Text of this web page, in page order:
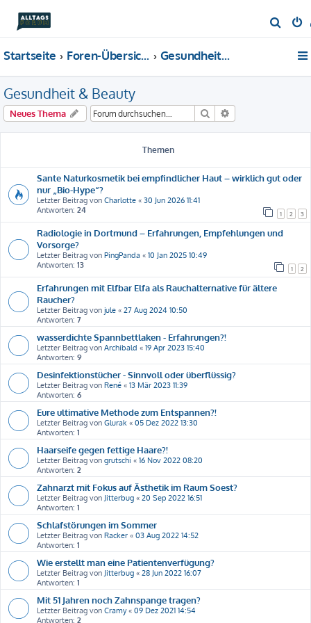
u
Startseite Foren-Übersicht Gesundheit & Beauty
Gesundheit & Beauty
Neues Thema Suche
Themen
Sante Naturkosmetik bei empfindlicher Haut – wirklich gut oder
nur „Bio-Hype“?
Letzter Beitrag von Charlotte « 30 Jun 2026 11:41
Antworten: 24 1 2 3
Radiologie in Dortmund – Erfahrungen, Empfehlungen und
Vorsorge?
Letzter Beitrag von PingPanda « 10 Jan 2025 10:49
Antworten: 13 1 2
Erfahrungen mit Elfbar Elfa als Rauchalternative für ältere
Raucher?
Letzter Beitrag von jule « 27 Aug 2024 10:50
Antworten: 7
wasserdichte Spannbettlaken - Erfahrungen?!
Letzter Beitrag von Archibald « 19 Apr 2023 15:40
Antworten: 9
Desinfektionstücher - Sinnvoll oder überflüssig?
Letzter Beitrag von René « 13 Mär 2023 11:39
Antworten: 6
Eure ultimative Methode zum Entspannen?!
Letzter Beitrag von Glurak « 05 Dez 2022 13:30
Antworten: 1
Haarseife gegen fettige Haare?!
Letzter Beitrag von grutschi « 16 Nov 2022 08:20
Antworten: 2
Zahnarzt mit Fokus auf Ästhetik im Raum Soest?
Letzter Beitrag von Jitterbug « 20 Sep 2022 16:51
Antworten: 1
Schlafstörungen im Sommer
Letzter Beitrag von Racker « 03 Aug 2022 14:52
Antworten: 1
Wie erstellt man eine Patientenverfügung?
Letzter Beitrag von Jitterbug « 28 Jun 2022 16:07
Antworten: 1
Mit 51 Jahren noch Zahnspange tragen?
Letzter Beitrag von Cramy« 09 Dez 2021 14:54
Antworten: 2